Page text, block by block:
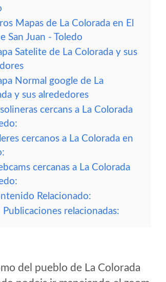
Mapas de La Colorada en El
San Juan - Toledo
Satelite de La Colorada y sus
Normal google de La
y sus alrededores
cercans a La Colorada
cercanos a La Colorada en
cercanas a La Colorada
Relacionado:
Publicaciones relacionadas:
del pueblo de La Colorada